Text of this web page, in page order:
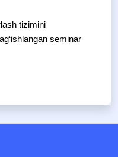
tizimini
seminar